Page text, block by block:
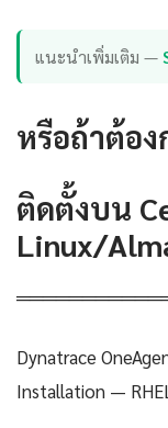
แนะนำเพิ่มเติม —
หรือถ้าต้อ
ติดตั้งบน
Linux/
Dynatrace
Installation —